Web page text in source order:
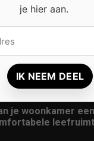
je woonkamer
je hier aan.